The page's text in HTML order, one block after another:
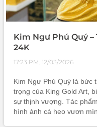
Kim Ngư Phú Quý –
24K
17:23 PM, 12/03/2026
Kim Ngư Phú Quý là bức
trọng của King Gold Art,
sự thịnh vượng. Tác
hình ảnh cá heo vươn